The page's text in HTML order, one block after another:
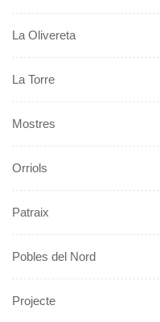
La Olivereta
La Torre
Mostres
Orriols
Patraix
Pobles del Nord
Projecte